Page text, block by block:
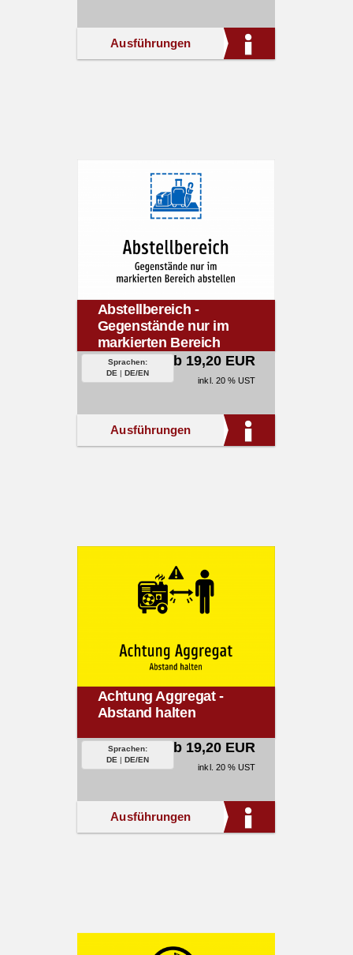
Ausführungen
Abstellbereich -
Gegenstände nur im
markierten Bereich
abstellen
Sprachen:
DE | DE/EN
ab 19,20 EUR
inkl. 20 % UST
Ausführungen
Achtung Aggregat -
Abstand halten
Sprachen:
DE | DE/EN
ab 19,20 EUR
inkl. 20 % UST
Ausführungen